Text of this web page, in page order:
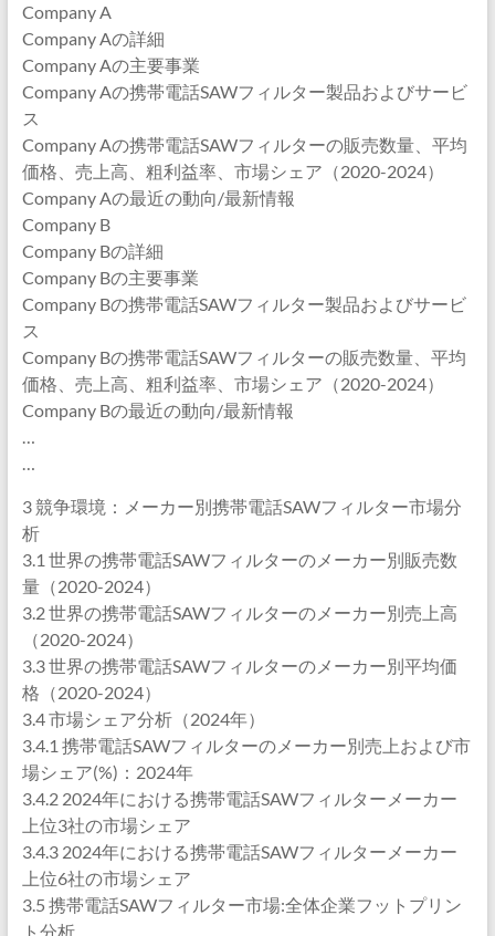
Company A
Company Aの詳細
Company Aの主要事業
Company Aの携帯電話SAWフィルター製品およびサービ
ス
Company Aの携帯電話SAWフィルターの販売数量、平均
価格、売上高、粗利益率、市場シェア（2020-2024）
Company Aの最近の動向/最新情報
Company B
Company Bの詳細
Company Bの主要事業
Company Bの携帯電話SAWフィルター製品およびサービ
ス
Company Bの携帯電話SAWフィルターの販売数量、平均
価格、売上高、粗利益率、市場シェア（2020-2024）
Company Bの最近の動向/最新情報
…
…
3 競争環境：メーカー別携帯電話SAWフィルター市場分
析
3.1 世界の携帯電話SAWフィルターのメーカー別販売数
量（2020-2024）
3.2 世界の携帯電話SAWフィルターのメーカー別売上高
（2020-2024）
3.3 世界の携帯電話SAWフィルターのメーカー別平均価
格（2020-2024）
3.4 市場シェア分析（2024年）
3.4.1 携帯電話SAWフィルターのメーカー別売上および市
場シェア(%)：2024年
3.4.2 2024年における携帯電話SAWフィルターメーカー
上位3社の市場シェア
3.4.3 2024年における携帯電話SAWフィルターメーカー
上位6社の市場シェア
3.5 携帯電話SAWフィルター市場:全体企業フットプリン
ト分析